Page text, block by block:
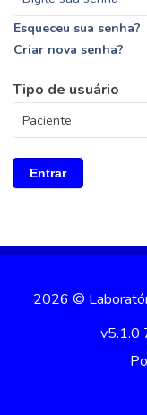
Esqueceu sua senha?
Criar nova senha?
Tipo de usuário
Entrar
2026 ©
v5.1.0